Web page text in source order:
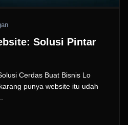
Solusi Pintar
Cerdas Buat Bisnis Lo
punya website itu udah